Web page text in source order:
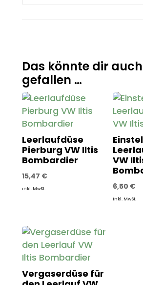
Das könnte dir auch
gefallen …
Leerlaufdüse
Pierburg VW Iltis
Bombardier
15,47 €
inkl. MwSt.
VW
6,50 €
inkl. MwSt.
Vergaserdüse für